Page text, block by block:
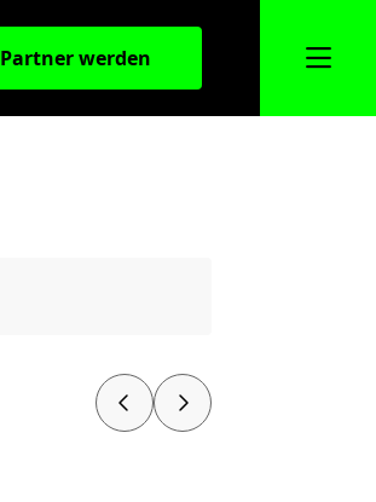
Partner werden